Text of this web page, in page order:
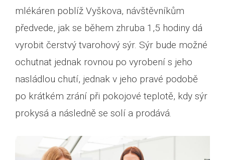
mlékáren poblíž Vyškova, návštěvníkům
předvede, jak se během zhruba 1,5 hodiny dá
vyrobit čerstvý tvarohový sýr. Sýr bude možné
ochutnat jednak rovnou po vyrobení s jeho
nasládlou chutí, jednak v jeho pravé podobě
po krátkém zrání při pokojové teplotě, kdy sýr
prokysá a následně se solí a prodává.